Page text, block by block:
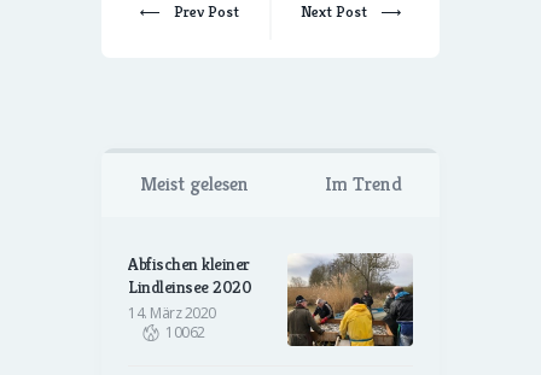
Prev Post Next Post
Meist gelesen Im Trend
Abfischen kleiner
Lindleinsee 2020
14. März 2020
10062